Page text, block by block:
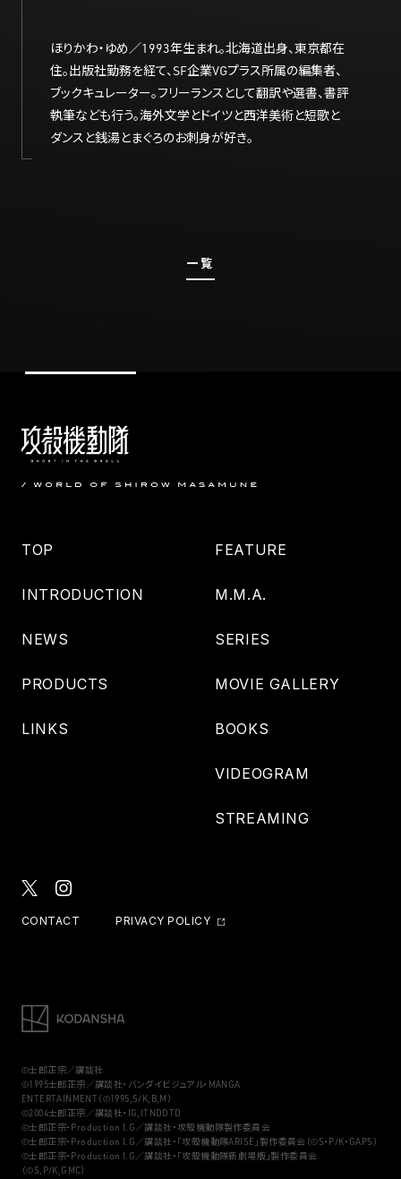
ほりかわ・ゆめ／1993年生まれ。北海道出身、東京都在
住。出版社勤務を経て、SF企業VGプラス所属の編集者、
ブックキュレーター。フリーランスとして翻訳や選書、書評
執筆なども行う。海外文学とドイツと西洋美術と短歌と
ダンスと銭湯とまぐろのお刺身が好き。
一覧
TOP
INTRODUCTION
NEWS
PRODUCTS
LINKS
FEATURE
M.M.A.
SERIES
MOVIE GALLERY
BOOKS
VIDEOGRAM
STREAMING
CONTACT PRIVACY POLICY
©士郎正宗／講談社
©1995士郎正宗／講談社・バンダイビジュアル・MANGA
ENTERTAINMENT（©1995,S/K,B,M）
©2004士郎正宗／講談社・IG,ITNDDTD
©士郎正宗・Production I.G／講談社・攻殻機動隊製作委員会
©士郎正宗・Production I.G／講談社・「攻殻機動隊ARISE」製作委員会（©S・P/K・GAPS）
©士郎正宗・Production I.G／講談社・「攻殻機動隊新劇場版」製作委員会
（©S,P/K,GMC）